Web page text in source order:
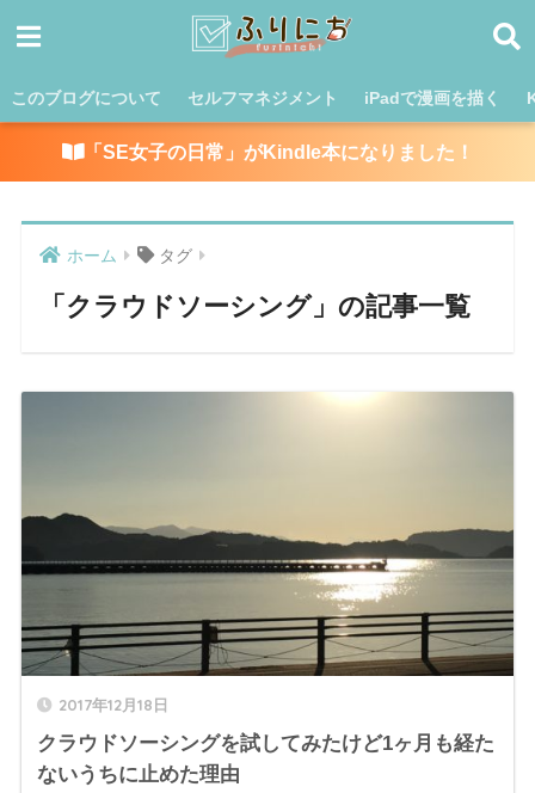
このブログについて セルフマネジメント iPadで漫画を描く
「SE女子の日常」がKindle本になりました！
ホーム タグ
「クラウドソーシング」の記事一覧
2017年12月18日
クラウドソーシングを試してみたけど1ヶ月も経た
ないうちに止めた理由